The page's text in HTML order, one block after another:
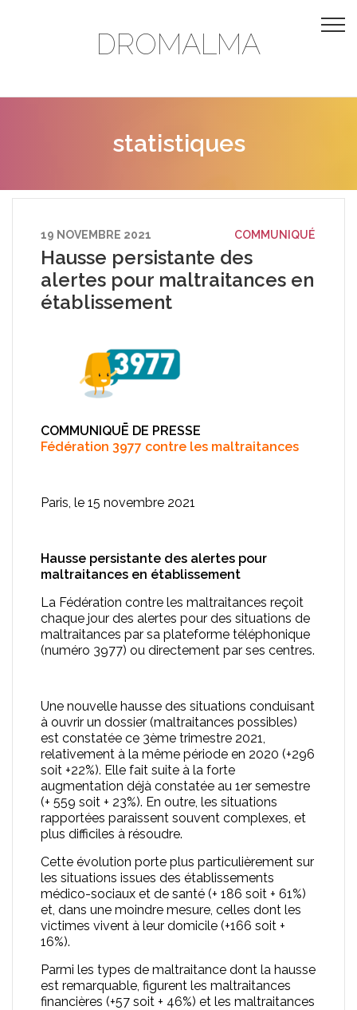
DROMALMA
statistiques
19 NOVEMBRE 2021 COMMUNIQUÉ
Hausse persistante des
alertes pour maltraitances en
établissement
COMMUNIQUĒ DE PRESSE
Fédération 3977 contre les maltraitances
Paris, le 15 novembre 2021
Hausse persistante des alertes pour
maltraitances en établissement
La Fédération contre les maltraitances reçoit
chaque jour des alertes pour des situations de
maltraitances par sa plateforme téléphonique
(numéro 3977) ou directement par ses centres.
Une nouvelle hausse des situations conduisant
à ouvrir un dossier (maltraitances possibles)
est constatée ce 3ème trimestre 2021,
relativement à la même période en 2020 (+296
soit +22%). Elle fait suite à la forte
augmentation déjà constatée au 1er semestre
(+ 559 soit + 23%). En outre, les situations
rapportées paraissent souvent complexes, et
plus difficiles à résoudre.
Cette évolution porte plus particulièrement sur
les situations issues des établissements
médico-sociaux et de santé (+ 186 soit + 61%)
et, dans une moindre mesure, celles dont les
victimes vivent à leur domicile (+166 soit +
16%).
Parmi les types de maltraitance dont la hausse
est remarquable, figurent les maltraitances
financières (+57 soit + 46%) et les maltraitances